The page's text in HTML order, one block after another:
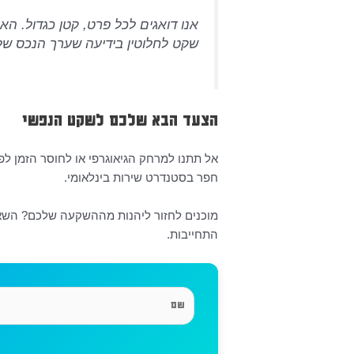
אנו דואגים לכל פרט, קטן כגדול.
שקט לחלוטין בידיעה שערך הנכס
הצעד הבא שלכם לשקט הנפשי
אל תתנו למרחק הגיאוגרפי או לחוסר
חפר בסטנדרט שירות בינלאומי.
מוכנים לחזור ליהנות מההשקעה שלכם?
התחייבות.